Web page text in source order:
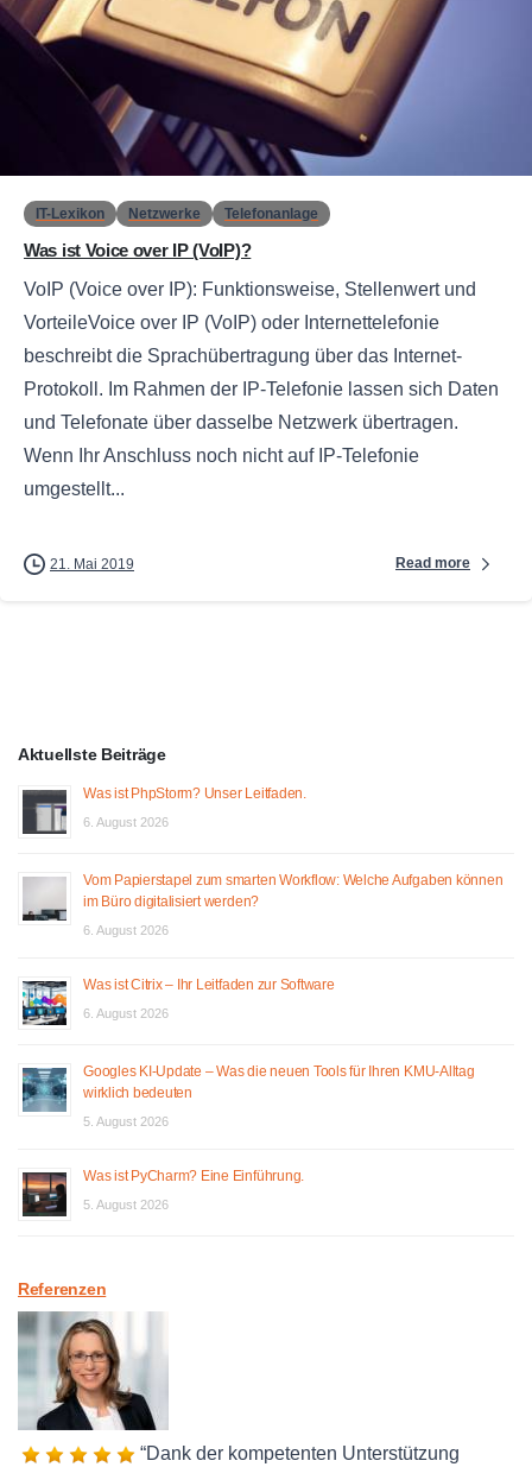
IT-Lexikon Netzwerke Telefonanlage
Was ist Voice over IP (VoIP)?
VoIP (Voice over IP): Funktionsweise, Stellenwert und
VorteileVoice over IP (VoIP) oder Internettelefonie
beschreibt die Sprachübertragung über das Internet-
Protokoll. Im Rahmen der IP-Telefonie lassen sich Daten
und Telefonate über dasselbe Netzwerk übertragen.
Wenn Ihr Anschluss noch nicht auf IP-Telefonie
umgestellt...
21. Mai 2019 Read more
Aktuellste Beiträge
Was ist PhpStorm? Unser Leitfaden.
6. August 2026
Vom Papierstapel zum smarten Workflow: Welche Aufgaben können
im Büro digitalisiert werden?
6. August 2026
Was ist Citrix – Ihr Leitfaden zur Software
6. August 2026
Googles KI-Update – Was die neuen Tools für Ihren KMU-Alltag
wirklich bedeuten
5. August 2026
Was ist PyCharm? Eine Einführung.
5. August 2026
Referenzen
Dank der kompetenten Unterstützung